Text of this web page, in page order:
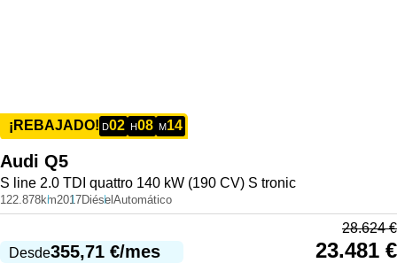
¡REBAJADO! D02 H08 M14
Audi Q5
S line 2.0 TDI quattro 140 kW (190 CV) S tronic
122.878km2017Diésel Automático
Desde355,71 €/mes
28.624€
23.481 €